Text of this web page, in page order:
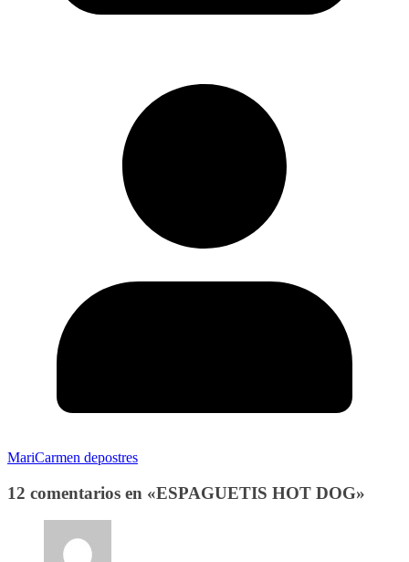
MariCarmen depostres
12 comentarios en «ESPAGUETIS HOT DOG»